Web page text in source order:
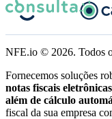
NFE.io © 2026. Todos
Fornecemos soluções
notas fiscais
além de cálculo
fiscal da sua empresa